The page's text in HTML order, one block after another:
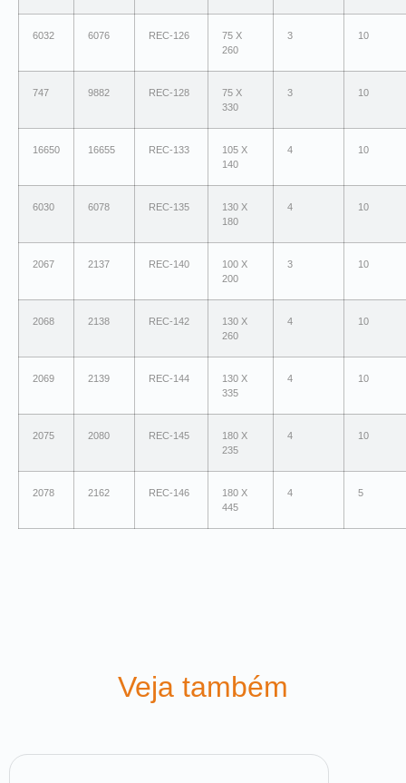
6032 6076 REC-126
75 X
260
3 10
747 9882 REC-128
75 X
330
3 10
16650 16655 REC-133
105 X
140
4 10
6030 6078 REC-135
130 X
180
4 10
2067 2137 REC-140
100 X
200
3 10
2068 2138 REC-142
130 X
260
4 10
2069 2139 REC-144
130 X
335
4 10
2075 2080 REC-145
180 X
235
4 10
2078 2162 REC-146
180 X
445
4 5
Veja também